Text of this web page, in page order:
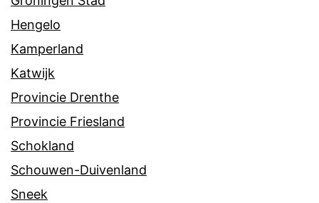
Hengelo
Kamperland
Katwijk
Provincie Drenthe
Provincie Friesland
Schokland
Schouwen-Duivenland
Sneek